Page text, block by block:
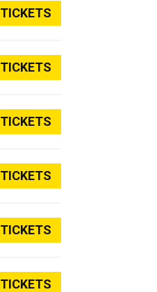
TICKETS
TICKETS
TICKETS
TICKETS
TICKETS
TICKETS